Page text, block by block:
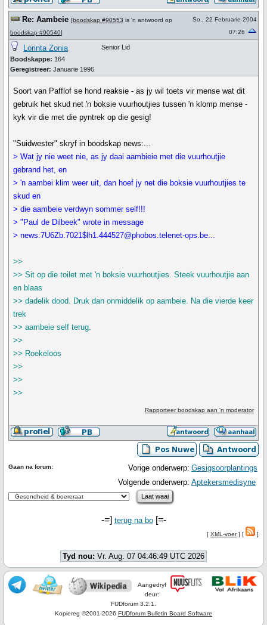
Re: Aambeie [boodskap #90553 is 'n antwoord op
boodskap #90540]
So., 22 Februarie 2004
07:26
Lorinta Zonia
Boodskappe: 164
Geregistreer: Januarie 1996
Senior Lid
Soort van Pafflof se hond reaksie - as jy wil toets vir mense wat dit
gebruik het skud net 'n boksie vuurhoutjies tussen 'n klomp mense -
kyk vir die met die pyntrek op die gesig!
"Suidwester" skryf in boodskap news:...
> Wat jy nie weet nie, as jy daai aambieie met die vuurhoutjie
gebrand het, en
> 'n aambei klim weer uit, dan hoef jy net die boksie vuurhoutjies te
skud en
> die aambeie verdwyn sommer self!!!
> "Paul de Dilbeek" wrote in message
> news:7U6Zb.7021$lh1.444527@phobos.telenet-ops.be...
>>
>> Sit op die toilet met 'n boksie vuurhoutjies. Steek vuurhoutjie aan
en blaas
>> dadelik dood. Druk dan onmiddelik op aambeie. Na die vierde keer
trek
>> aambeie self terug.
>>
>> Roekeloos
>>
>>
>>
Rapporteer boodskap aan 'n moderator
Vorige onderwerp: Gesigsoorplantings
Volgende onderwerp: Aptekersmedisyne
Gaan na forum:
-=] terug na bo[=-
[ XML-voer] [ ]
Tyd nou: Vr. Aug. 07 04:46:49 UTC 2026
Aangedryf
deur:
FUDforum 3.2.1.
Kopiereg ©2001-2026 FUDforum Bulletin Board Software